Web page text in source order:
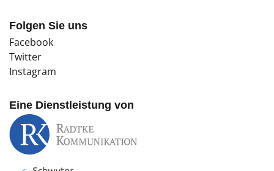
Folgen Sie uns
Facebook
Twitter
Instagram
Eine Dienstleistung von